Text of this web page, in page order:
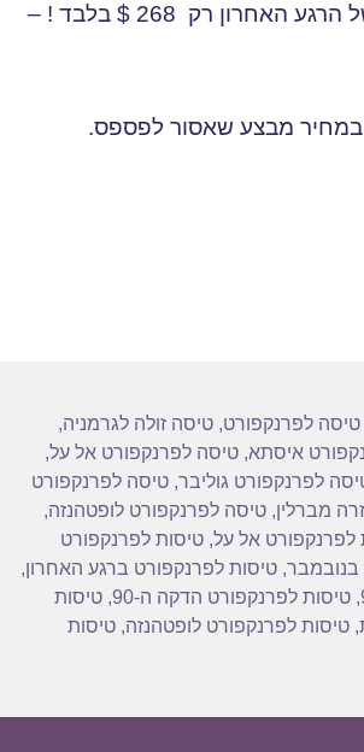
טיסות לפרנקפורט בנובמבר במבצע מיוחד של הרגע האחרון רק 268 $ בלבד ! –
במחיר מבצע שאסור לפספס.
טיסה לפרנקפורט,טיסה זולה לגרמניה,
איסתא,טיסה לפרנקפורט אל על,
לפרנקפורט גוליבר,טיסה לפרנקפורט
מברלין,טיסה לפרנקפורט לופטהנזה,
לפרנקפורט אל על,טיסות לפרנקפורט
בנובמבר,טיסות לפרנקפורט ברגע האחרון,
,טיסות לפרנקפורט הדקה ה-90 ,טיסות
,טיסות לפרנקפורט לופטהנזה,טיסות